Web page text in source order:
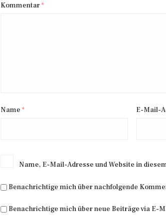
Kommentar*
Name * E-Mail-
Name, E-Mail-Adresse und Website in
Benachrichtige mich über nachfolgende
Benachrichtige mich über neue Beiträge via E-